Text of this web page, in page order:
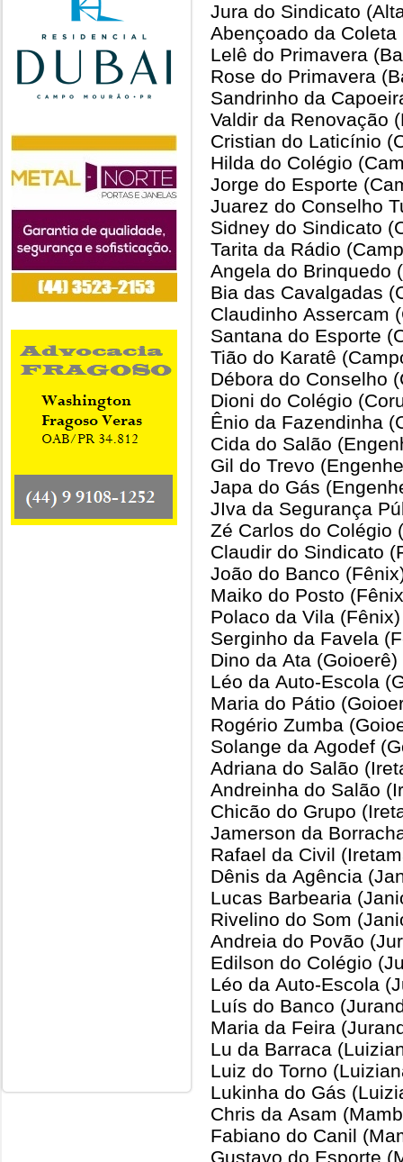
Jura do Sindicato
Abençoado da
Lelê do Primavera
Rose do Primavera
Sandrinho da
Valdir da Renovação
Cristian do Laticínio
Hilda do Colégio
Jorge do Esporte
Juarez do Conselho
Sidney do Sindicato
Tarita da Rádio
Angela do Brinquedo
Bia das Cavalgadas
Claudinho Assercam
Santana do Esporte
Tião do Karatê
Débora do Conselho
Dioni do Colégio
Ênio da Fazendinha
Cida do Salão
Gil do Trevo
Japa do Gás
JIva da Segurança
Zé Carlos do Colégio
Claudir do Sindicato
João do Banco
Maiko do Posto
Polaco da Vila (Fênix)
Serginho da Favela
Dino da Ata (Goioerê)
Léo da Auto-Escola
Maria do Pátio
Rogério Zumba
Solange da Agodef
Adriana do Salão
Andreinha do Salão
Chicão do Grupo
Jamerson da
Rafael da Civil
Dênis da Agência
Lucas Barbearia
Rivelino do Som
Andreia do Povão
Edilson do Colégio
Léo da Auto-Escola
Luís do Banco
Maria da Feira
Lu da Barraca
Luiz do Torno
Lukinha do Gás
Chris da Asam
Fabiano do Canil
Gustavo do Esporte